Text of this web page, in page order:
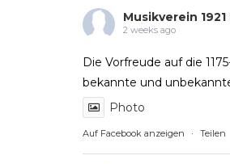
Musikverein
2 weeks ago
Die Vorfreude auf die
bekannte und
Photo
Auf Facebook anzeigen · Teilen